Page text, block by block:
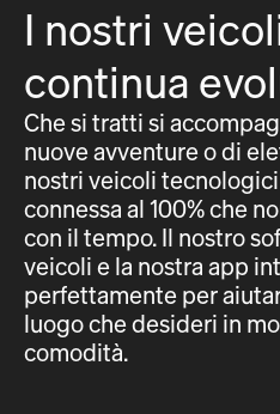
I nostri
continua
Che si tratti si
nuove avventure o di
nostri veicoli
connessa al 100% che
con il tempo. Il nostro
veicoli e la nostra app
perfettamente per
luogo che desideri in
comodità.